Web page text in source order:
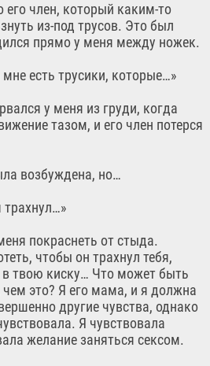
его член, который каким-то
из-под трусов. Это был
прямо у меня между ножек.
есть трусики, которые…»
у меня из груди, когда
тазом, и его член потерся
возбуждена, но…
покраснеть от стыда.
чтобы он трахнул тебя,
в твою киску… Что может быть
это? Я его мама, и я должна
другие чувства, однако
Я чувствовала
желание заняться сексом.